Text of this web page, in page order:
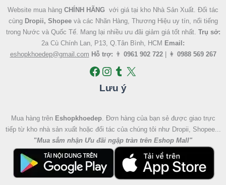
Website mua hàng CHÍNH HÃNG với giá tại kho Nhà Sản Xuất. Đối tác
cùng Dropii, Shopeevà các Nhãn Hàng, Thương Hiệu uy tín, nổi tiếng
trong Nước và Quốc Tế. Mang lại nhiều ưu đãi giảm giá tốt nhất. Trụ sở:
2a Cù Chính Lan, P13, Q.Tân Bình, HCM Email:
eshopkhoedep@gmail.com Hỗ trợ: 👨 0961 902 722| 👩 0988 569 267
Lưu ý
Mua hàng trên Eshopkhoedep. Đơn hàng của bạn sẻ được giao trực
tiếp từ kho nhà sản xuất hoặc đối tác của chúng tôi như Dropii, Shopee...
"Mua sắm nhận Ưu đãi ngập tràn trên Eshop Mall"